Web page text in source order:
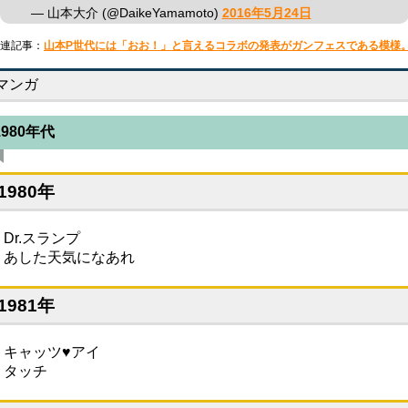
— 山本大介 (@DaikeYamamoto) 2016年5月24日
記事： 山本P世代には「おお！」と言えるコラボの発表がガンフェスである模様
ンガ
年代
年
Dr.スランプ
あした天気になあれ
年
キャッツ♥アイ
タッチ